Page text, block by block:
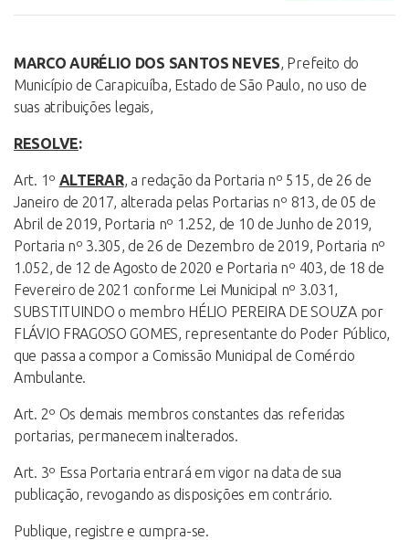
MARCO AURÉLIO DOS SANTOS NEVES, Prefeito do
Município de Carapicuíba, Estado de São Paulo, no uso de
suas atribuições legais,
RESOLVE:
Art. 1º ALTERAR, a redação da Portaria nº 515, de 26 de
Janeiro de 2017, alterada pelas Portarias nº 813, de 05 de
Abril de 2019, Portaria nº 1.252, de 10 de Junho de 2019,
Portaria nº 3.305, de 26 de Dezembro de 2019, Portaria nº
1.052, de 12 de Agosto de 2020 e Portaria nº 403, de 18 de
Fevereiro de 2021 conforme Lei Municipal nº 3.031,
SUBSTITUINDO o membro HÉLIO PEREIRA DE SOUZA por
FLÁVIO FRAGOSO GOMES, representante do Poder Público,
que passa a compor a Comissão Municipal de Comércio
Ambulante.
Art. 2º Os demais membros constantes das referidas
portarias, permanecem inalterados.
Art. 3º Essa Portaria entrará em vigor na data de sua
publicação, revogando as disposições em contrário.
Publique, registre e cumpra-se.